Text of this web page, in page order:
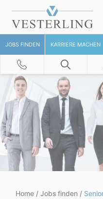
JOBS FINDEN KARRIERE MACHEN
Home/ Jobs finden /